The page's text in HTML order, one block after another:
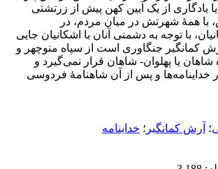
یادگاری از یک آیین کهن پیش از زرتشتی
با همۀ شهرتش در میان مردم، در
با توجه به دشمنی آنان با اشکانیان جایی
کمانگیر جنگاوری است از سپاه منوچهر و
یا پهلوان- شاهان قرار نمی‌گیرد و
خداینامه‌ها و پس از آن شاهنامۀ فردوسی
؛ آرش کمانگیر ؛ خداینامه